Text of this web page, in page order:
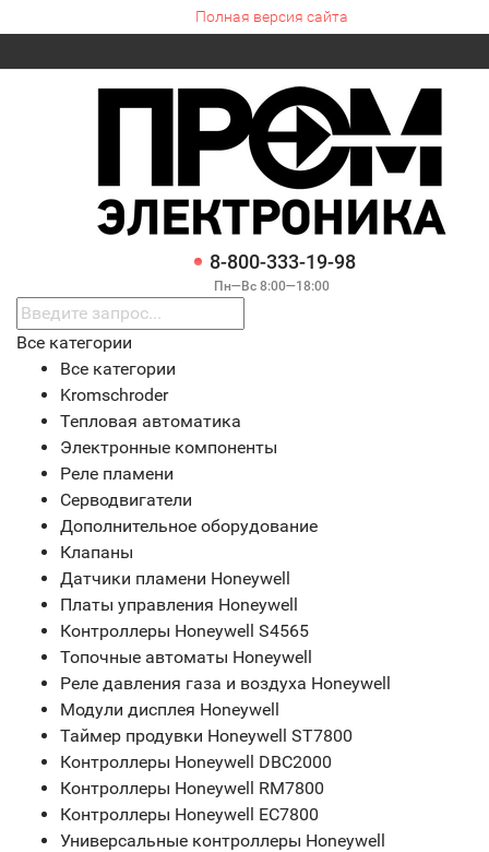
Полная версия сайта
8-800-333-19-98
Пн—Вс 8:00—18:00
Все категории
Все категории
Kromschroder
Тепловая автоматика
Электронные компоненты
Реле пламени
Серводвигатели
Дополнительное оборудование
Клапаны
Датчики пламени Honeywell
Платы управления Honeywell
Контроллеры Honeywell S4565
Топочные автоматы Honeywell
Реле давления газа и воздуха Honeywell
Модули дисплея Honeywell
Таймер продувки Honeywell ST7800
Контроллеры Honeywell DBC2000
Контроллеры Honeywell RM7800
Контроллеры Honeywell EC7800
Универсальные контроллеры Honeywell